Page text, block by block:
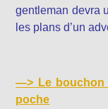
gentleman devra
les plans d’un
—> Le
poche